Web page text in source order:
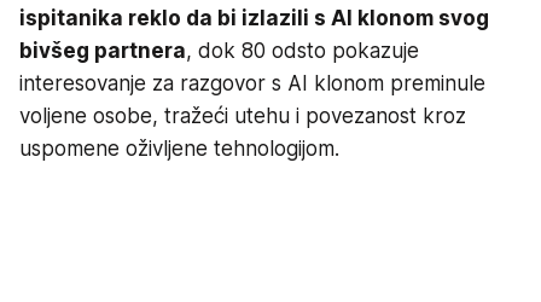
ispitanika reklo da bi izlazili s AI klonom svog
bivšeg partnera, dok 80 odsto pokazuje
interesovanje za razgovor s AI klonom preminule
voljene osobe, tražeći utehu i povezanost kroz
uspomene oživljene tehnologijom.